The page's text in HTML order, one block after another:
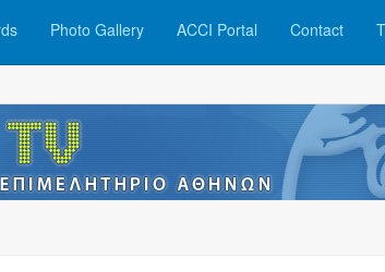
Photo Gallery ACCI Portal Contact